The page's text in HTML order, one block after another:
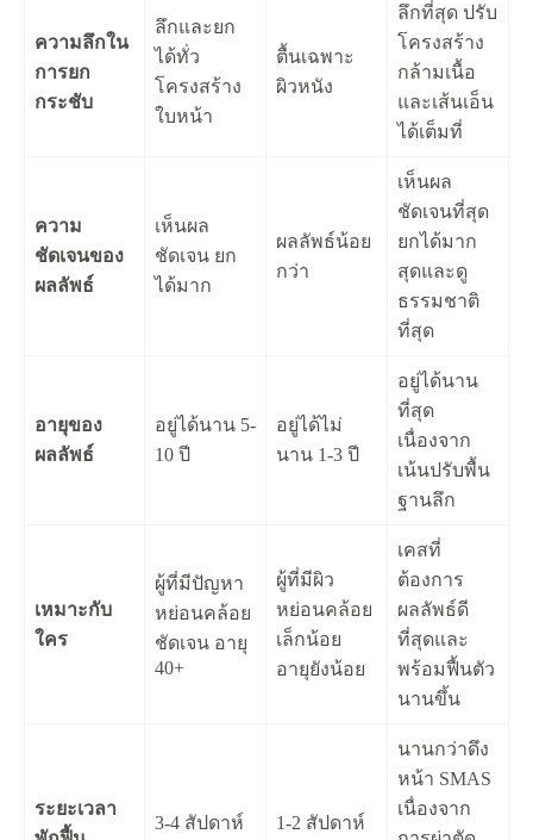
ความลึกใน
การยก
กระชับ
ลึกและยก
ได้ทั่ว
โครงสร้าง
ใบหน้า
ตื้นเฉพาะ
ผิวหนัง
ลึกที่สุด ปรับ
โครงสร้าง
กล้ามเนื้อ
และเส้นเอ็น
ได้เต็มที่
ความ
ชัดเจนของ
ผลลัพธ์
เห็นผล
ชัดเจน ยก
ได้มาก
ผลลัพธ์น้อย
กว่า
เห็นผล
ชัดเจนที่สุด
ยกได้มาก
สุดและดู
ธรรมชาติ
ที่สุด
อายุของ
ผลลัพธ์
อยู่ได้นาน 5-
10 ปี
อยู่ได้ไม่
นาน 1-3 ปี
อยู่ได้นาน
ที่สุด
เนื่องจาก
เน้นปรับพื้น
ฐานลึก
เหมาะกับ
ใคร
ผู้ที่มีปัญหา
หย่อนคล้อย
ชัดเจน อายุ
40+
ผู้ที่มีผิว
หย่อนคล้อย
เล็กน้อย
อายุยังน้อย
เคสที่
ต้องการ
ผลลัพธ์ดี
ที่สุดและ
พร้อมฟื้นตัว
นานขึ้น
ระยะเวลา
3-4 สัปดาห์ 1-2 สัปดาห์
นานกว่าดึง
หน้า SMAS
เนื่องจาก